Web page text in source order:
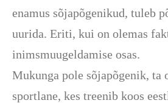
enamus sõjapõgenikud, tuleb
uurida. Eriti, kui on olemas
inimsmuugeldamise osas.
Mukunga pole sõjapõgenik, ta
sportlane, kes treenib koos